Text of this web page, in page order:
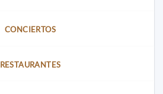
CONCIERTOS
RESTAURANTES